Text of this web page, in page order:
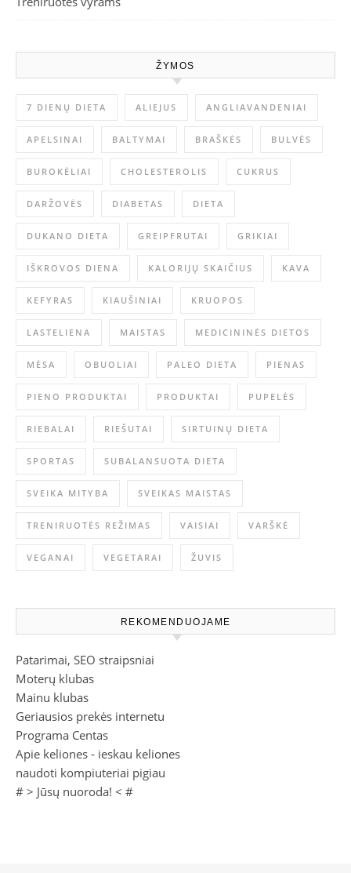
ŽYMOS
7 DIENŲ DIETA ALIEJUS ANGLIAVANDENIAI
APELSINAI BALTYMAI BRAŠKĖS BULVĖS
BUROKĖLIAI CHOLESTEROLIS CUKRUS
DARŽOVĖS DIABETAS DIETA
DUKANO DIETA GREIPFRUTAI GRIKIAI
IŠKROVOS DIENA KALORIJŲ SKAIČIUS KAVA
KEFYRAS KIAUŠINIAI KRUOPOS
LASTELIENA MAISTAS MEDICININĖS DIETOS
MĖSA OBUOLIAI PALEO DIETA PIENAS
PIENO PRODUKTAI PRODUKTAI PUPELĖS
RIEBALAI RIEŠUTAI SIRTUINŲ DIETA
SPORTAS SUBALANSUOTA DIETA
SVEIKA MITYBA SVEIKAS MAISTAS
TRENIRUOTĖS REŽIMAS VAISIAI VARŠKĖ
VEGANAI VEGETARAI ŽUVIS
REKOMENDUOJAME
Patarimai, SEO straipsniai
Moterų klubas
Mainu klubas
Geriausios prekės internetu
Programa Centas
Apie keliones - ieskau keliones
naudoti kompiuteriai pigiau
# > Jūsų nuoroda! < #